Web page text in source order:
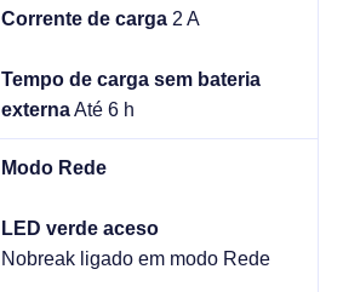
Corrente de carga 2 A
Tempo de carga sem bateria
externaAté 6 h
Modo Rede
LED verde aceso
Nobreak ligado em modo Rede